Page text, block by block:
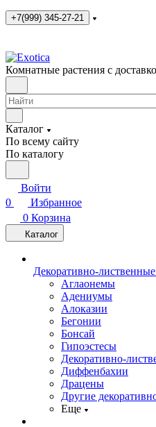
+7(999) 345-27-21
Комнатные растения с
Каталог
По всему сайту
По каталогу
Войти
0
Избранное
0 Корзина
Каталог
Декоративно-
Аглаонемы
Адениумы
Алоказии
Бегонии
Бонсай
Гипоэстесы
Декоративно-
Диффенбахии
Драцены
Другие
Еще